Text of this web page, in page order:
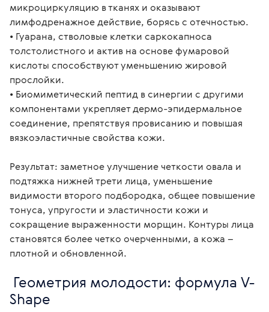
микроциркуляцию в тканях и оказывают
лимфодренажное действие, борясь с отечностью.
• Гуарана, стволовые клетки саркокапноса
толстолистного и актив на основе фумаровой
кислоты способствуют уменьшению жировой
прослойки.
• Биомиметический пептид в синергии с другими
компонентами укрепляет дермо-эпидермальное
соединение, препятствуя провисанию и повышая
вязкоэластичные свойства кожи.
Результат: заметное улучшение четкости овала и
подтяжка нижней трети лица, уменьшение
видимости второго подбородка, общее повышение
тонуса, упругости и эластичности кожи и
сокращение выраженности морщин. Контуры лица
становятся более четко очерченными, а кожа –
плотной и обновленной.
Shape